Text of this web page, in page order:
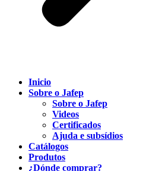
Inicio
Sobre o Jafep
Sobre o Jafep
Videos
Certificados
Ajuda e subsídios
Catálogos
Produtos
¿Dónde comprar?